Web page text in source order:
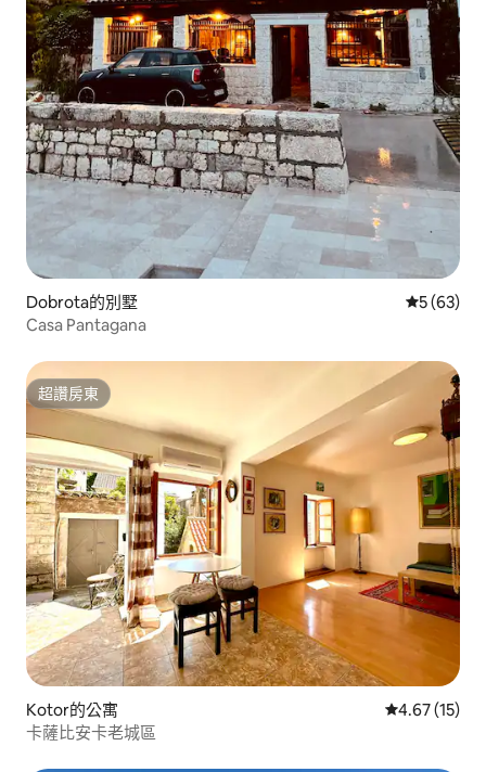
Dobrota的別墅 從 63 則評
5 (63)
Casa Pantagana
超讚房東
超讚房東
Kotor的公寓 從 15 則評價
4.67 (15)
卡薩比安卡老城區